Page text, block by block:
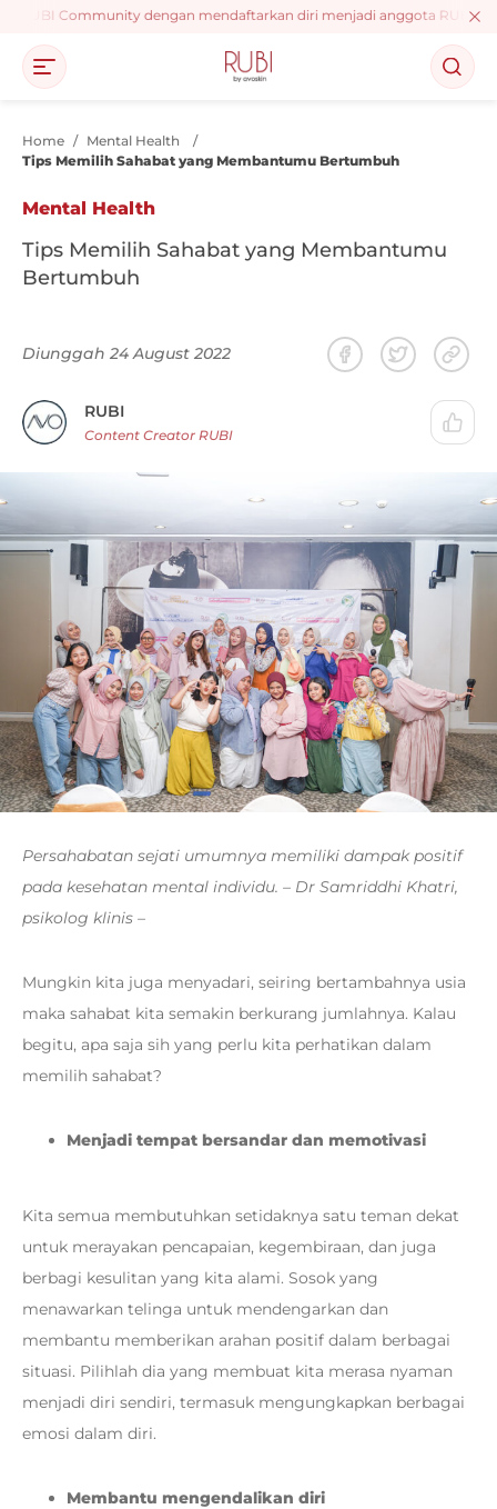
RUBI Community dengan mendaftarkan diri menjadi anggota RUBI,
Home / Mental Health
/
Tips Memilih Sahabat yang Membantumu Bertumbuh
Mental Health
Tips Memilih Sahabat yang Membantumu
Bertumbuh
Diunggah 24 August 2022
RUBI
Content Creator RUBI
Persahabatan sejati umumnya memiliki dampak positif
pada kesehatan mental individu. – Dr Samriddhi Khatri,
psikolog klinis –
Mungkin kita juga menyadari, seiring bertambahnya usia
maka sahabat kita semakin berkurang jumlahnya. Kalau
begitu, apa saja sih yang perlu kita perhatikan dalam
memilih sahabat?
Menjadi tempat bersandar dan memotivasi
Kita semua membutuhkan setidaknya satu teman dekat
untuk merayakan pencapaian, kegembiraan, dan juga
berbagi kesulitan yang kita alami. Sosok yang
menawarkan telinga untuk mendengarkan dan
membantu memberikan arahan positif dalam berbagai
situasi. Pilihlah dia yang membuat kita merasa nyaman
menjadi diri sendiri, termasuk mengungkapkan berbagai
emosi dalam diri.
Membantu mengendalikan diri